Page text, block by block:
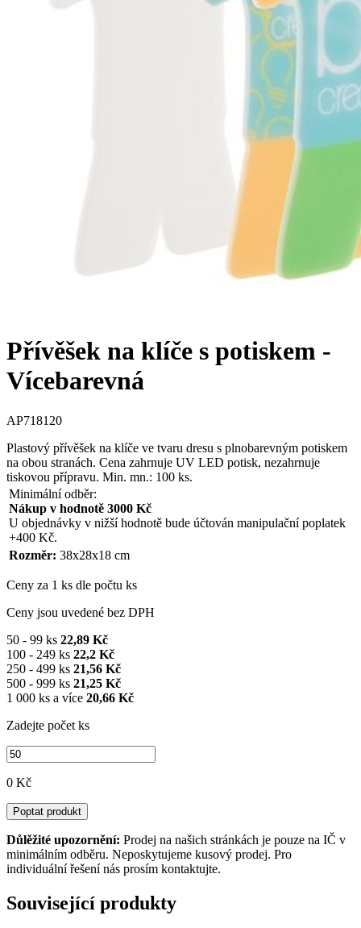
Přívěšek na klíče s potiskem -
Vícebarevná
AP718120
Plastový přívěšek na klíče ve tvaru dresu s plnobarevným potiskem
na obou stranách. Cena zahrnuje UV LED potisk, nezahrnuje
tiskovou přípravu. Min. mn.: 100 ks.
Minimální odběr:
Nákup v hodnotě 3000 Kč
U objednávky v nižší hodnotě bude účtován manipulační poplatek
+400 Kč.
Rozměr: 38x28x18 cm
Ceny za 1 ks dle počtu ks
Ceny jsou uvedené bez DPH
50 - 99 ks 22,89 Kč
100 - 249 ks 22,2 Kč
250 - 499 ks 21,56 Kč
500 - 999 ks 21,25 Kč
1 000 ks a více 20,66 Kč
Zadejte počet ks
0 Kč
Poptat produkt
Důlěžité upozornění: Prodej na našich stránkách je pouze na IČ v
minimálním odběru. Neposkytujeme kusový prodej. Pro
individuální řešení nás prosím kontaktujte.
Související produkty